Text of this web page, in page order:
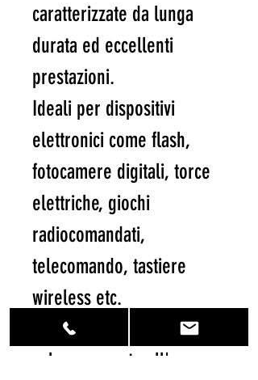
caratterizzate da lunga
durata ed eccellenti
prestazioni.
Ideali per dispositivi
elettronici come flash,
fotocamere digitali, torce
elettriche, giochi
radiocomandati,
telecomando, tastiere
wireless etc.
Precaricate con energia
solare e pronte all'uso.